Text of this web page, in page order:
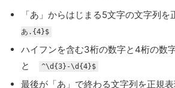
「あ」からはじまる5文字の文字列
あ.{4}$
ハイフンを含む3桁の数字と4桁の数
と
^\d{3}-\d{4}$
最後が「あ」で終わる文字列を正規